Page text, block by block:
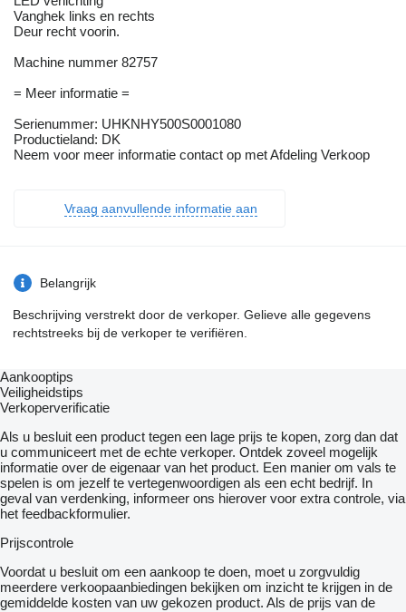
Vanghek links en rechts
Deur recht voorin.
Machine nummer 82757
= Meer informatie =
Serienummer: UHKNHY500S0001080
Productieland: DK
Neem voor meer informatie contact op met Afdeling Verkoop
Vraag aanvullende informatie aan
Belangrijk
Beschrijving verstrekt door de verkoper. Gelieve alle gegevens
rechtstreeks bij de verkoper te verifiëren.
Aankooptips
Veiligheidstips
Verkoperverificatie
Als u besluit een product tegen een lage prijs te kopen, zorg dan dat
u communiceert met de echte verkoper. Ontdek zoveel mogelijk
informatie over de eigenaar van het product. Een manier om vals te
spelen is om jezelf te vertegenwoordigen als een echt bedrijf. In
geval van verdenking, informeer ons hierover voor extra controle, via
het feedbackformulier.
Prijscontrole
Voordat u besluit om een ​​aankoop te doen, moet u zorgvuldig
meerdere verkoopaanbiedingen bekijken om inzicht te krijgen in de
gemiddelde kosten van uw gekozen product. Als de prijs van de